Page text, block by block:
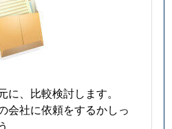
、比較検討します。
会社に依頼をするかしっ